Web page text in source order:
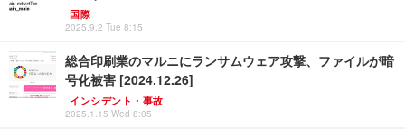
国際
2025.9.2 Tue 8:15
総合印刷業のマルニにランサムウェア攻撃、ファイルが暗
号化被害 [2024.12.26]
インシデント・事故
2025.1.15 Wed 8:05